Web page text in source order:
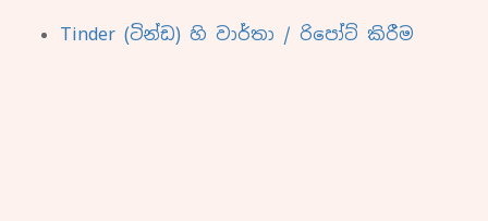
Tinder (ටින්ඩ) හි වාර්තා / රිපෝට් කිරීම